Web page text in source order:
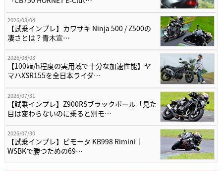
2026/08/04
【試乗インプレ】カワサキ Ninja 500 / Z500の
凄さとは？青木宣…
2026/08/03
【100㎞/h程度の実用域で十分な加速性能】ヤ
マハXSR155を全日本ライダ…
2026/07/31
【試乗インプレ】Z900RSブラックボール「見た
目は変わらないのに乗ると別モ…
2026/07/30
【試乗インプレ】ビモータ KB998 Rimini｜
WSBKで勝つための69…